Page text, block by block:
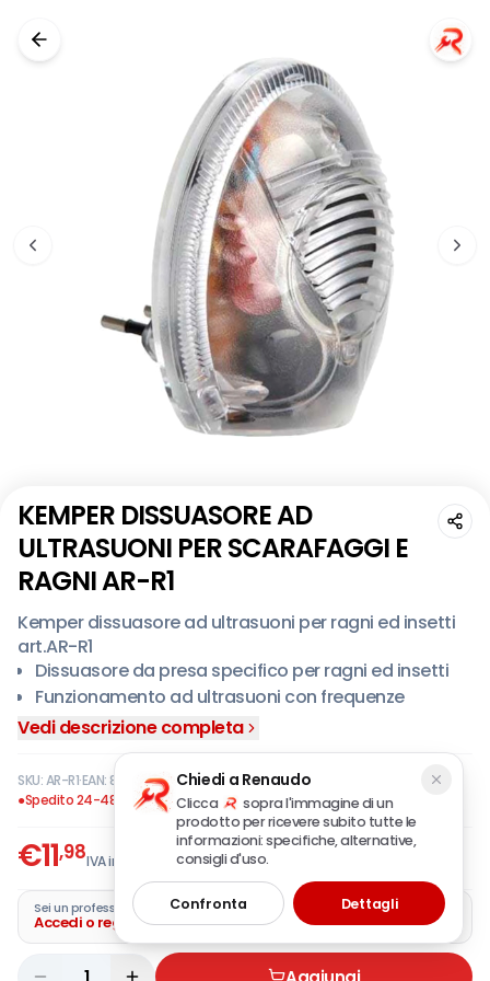
KEMPER DISSUASORE AD
ULTRASUONI PER SCARAFAGGI E
RAGNI AR-R1
Kemper dissuasore ad ultrasuoni per ragni ed insetti
art.AR-R1
Dissuasore da presa specifico per ragni ed insetti
Funzionamento ad ultrasuoni con frequenze
variabili.
Superfice coperta in campo aperto 30 m².
Utilizzabile in appartamenti, magazzini, hotels, uffici,
supermercati, garage, ecc.
Non nuoce alle persone e agli animali.
Non interferisce con gli apparecchi elettronici.
La variazione delle frequenze degli ultrasuoni
garantisce che gli animali infestanti non si abituino
al disturbo.
Utilizzabile come luce notturna di cortesia.
Vedi descrizione completa
SKU:AR-R1·EAN:8008004122409
●Spedito 24-48 ore
€11,98IVA incl.
Sei un professionista?
Accedi o registra la tua azienda
Chiedi a Renaudo
Clicca
sopra l'immagine di un
prodotto per ricevere subito tutte le
informazioni: specifiche, alternative,
consigli d'uso.
Confronta Dettagli